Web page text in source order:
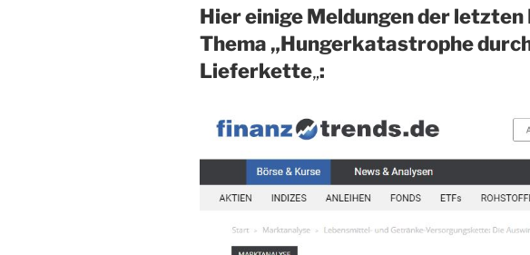
Hier einige Meldungen der letzten
Thema „Hungerkatastrophe
Lieferkette„: